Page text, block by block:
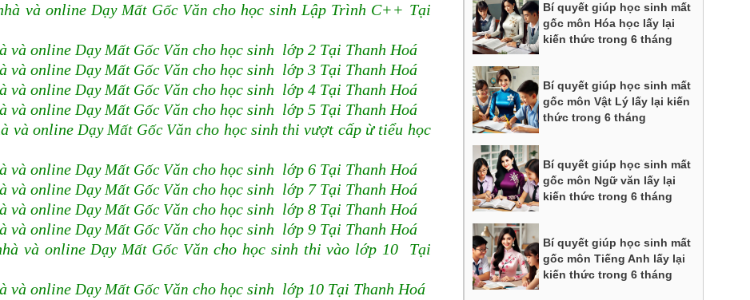
và online Dạy Mất Gốc Văn cho học sinh Lập Trình C++ Tại
và online Dạy Mất Gốc Văn cho học sinh lớp 2 Tại Thanh Hoá
và online Dạy Mất Gốc Văn cho học sinh lớp 3 Tại Thanh Hoá
và online Dạy Mất Gốc Văn cho học sinh lớp 4 Tại Thanh Hoá
và online Dạy Mất Gốc Văn cho học sinh lớp 5 Tại Thanh Hoá
và online Dạy Mất Gốc Văncho học sinh thi vượt cấp ừ tiểu học
và online Dạy Mất Gốc Văn cho học sinh lớp 6 Tại Thanh Hoá
và online Dạy Mất Gốc Văn cho học sinh lớp 7 Tại Thanh Hoá
và online Dạy Mất Gốc Văn cho học sinh lớp 8 Tại Thanh Hoá
và online Dạy Mất Gốc Văn cho học sinh lớp 9 Tại Thanh Hoá
và online Dạy Mất Gốc Văncho học sinh thi vào lớp 10 Tại
và online Dạy Mất Gốc Văn cho học sinh lớp 10 Tại Thanh Hoá
Bí quyết giúp học sinh mất
gốc môn Hóa học lấy lại
kiến thức trong 6 tháng
Bí quyết giúp học sinh mất
gốc môn Vật Lý lấy lại kiến
thức trong 6 tháng
Bí quyết giúp học sinh mất
gốc môn Ngữ văn lấy lại
kiến thức trong 6 tháng
Bí quyết giúp học sinh mất
gốc môn Tiếng Anh lấy lại
kiến thức trong 6 tháng